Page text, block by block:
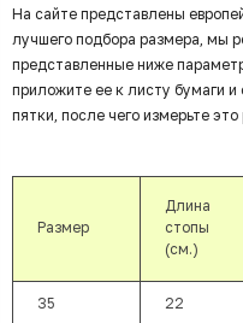
На сайте представлены
лучшего подбора размера, мы
представленные ниже
приложите ее к листу бумаги
пятки, после чего измерьте это
Размер
Длина
стопы
(см.)
35 22